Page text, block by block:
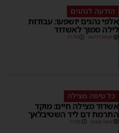
הודעה לנהגים
אלפי נהגים יושפעו: עבודות
לילה סמוך לאשדוד
מנחם דויטש 11:10
כל טיפה מצילה
אשדוד מצילה חיים: מוקד
התרמת דם ליד השטיבלאך
משה קאהן 11:05